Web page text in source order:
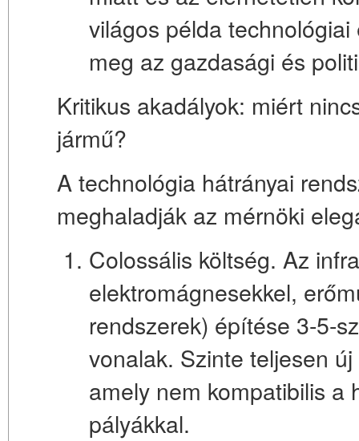
világos példa
meg az gazdasági és
Kritikus akadályok: miért
jármű?
A technológia hátrányai
meghaladják az mérnöki
Colossális költség. Az
elektromágnesekkel,
rendszerek) építése 3-5-
vonalak. Szinte teljesen
amely nem kompatibilis a
pályákkal.